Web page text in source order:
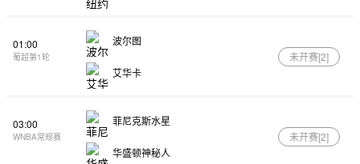
01:00
葡超第1轮
波尔图
艾华卡
未开赛[2]
03:00
WNBA常规赛
菲尼克斯水星
华盛顿神秘人
未开赛[2]